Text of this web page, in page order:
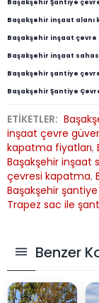
Başakşehir Şantiye
Başakşehir inşaat alanı
Başakşehir inşaat çevre
Başakşehir inşaat
Başakşehir şantiye
Başakşehir Şantiye
ETİKETLER:
inşaat çevre
kapatma fiyatları,
Başakşehir inşaat
çevresi kapatma,
Başakşehir
Trapez sac ile
Benzer